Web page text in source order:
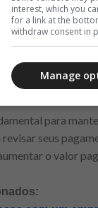
Ao
a
pois alguns
para
seus
o valor
interest, which you
for a link at the
withdraw consent in
Manage